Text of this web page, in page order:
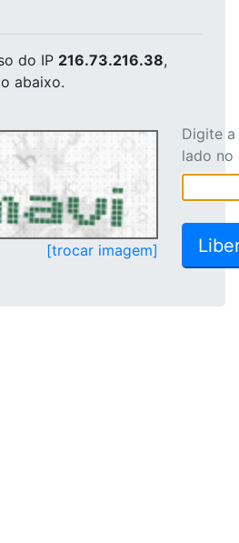
do IP 216.73.216.38,
abaixo.
[trocar imagem]
Digite
lado no